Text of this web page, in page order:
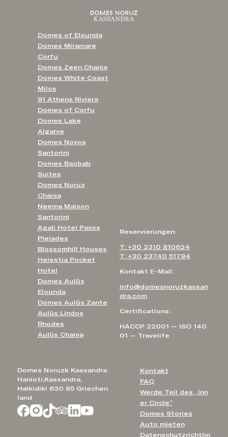
Domes Noruzk Kassandra
Hanioti,Kassandra,
Halkidiki 630 85 Griechen
land
Kontakt
FAQ
Werde Teil des „Inn
er Circle“
Domes Stories
Auto mieten
Datenschutzrichtlin
Reservierungen:
T: +30 2310 810624
T: +30 23740 51794
Kontakt E-Mail:
info@domesnoruzkassan
dra.com
Certifications:
HACCP 22001 — ISO 140
01 — Travelife
Domes of Elounda
Domes Miramare
Corfu
Domes Zeen Chania
Domes White Coast
Milos
91 Athens Riviera
Domes of Corfu
Domes Lake
Algarve
Domes Novos
Santorini
Domes Baobab
Suites
Domes Noruz
Chania
Neema Maison
Santorini
Agali Hotel Paxos
Pleiades
Blossomhill Houses
Helestia Pocket
Hotel
Domes Aulūs
Elounda
Domes Aulūs Zante
Aulūs Lindos
Rhodes
Aulūs Chania